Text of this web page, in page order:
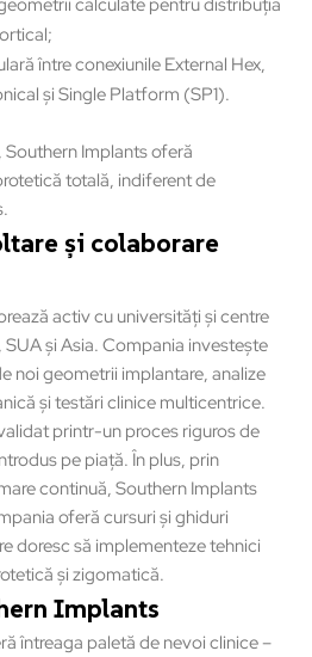
calculate pentru distribuția
între conexiunile External Hex,
și Single Platform (SP1).
Implants oferă
totală, indiferent de
și colaborare
activ cu universități și centre
și Asia. Compania investește
noi geometrii implantare, analize
și testări clinice multicentrice.
printr-un proces riguros de
pe piață. În plus, prin
continuă, Southern Implants
oferă cursuri și ghiduri
doresc să implementeze tehnici
și zigomatică.
Implants
întreaga paletă de nevoi clinice –